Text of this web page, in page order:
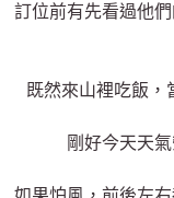
訂位前有先看過他
既然來山裡吃飯，
剛好今天天